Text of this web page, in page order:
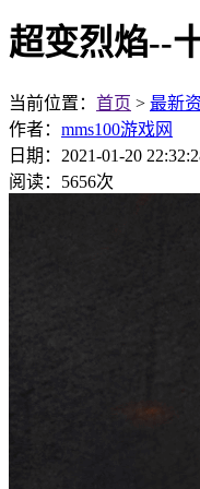
超变烈焰--
当前位置： 首页 > 最新
作者： mms100游戏网
日期：2021-01-20
阅读：5656次